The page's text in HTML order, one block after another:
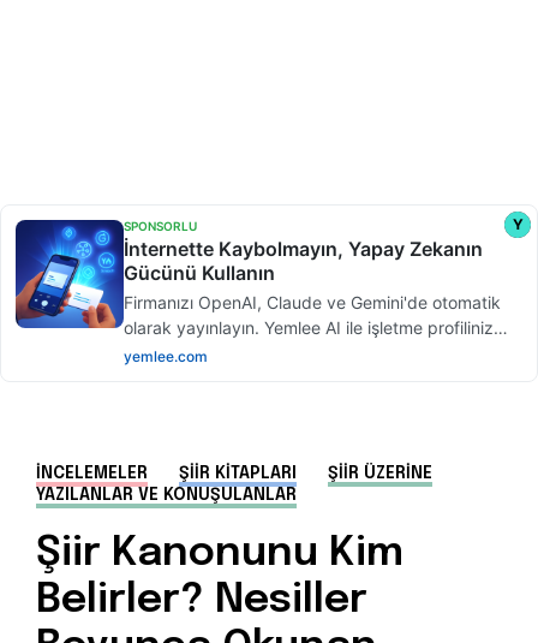
İNCELEMELER ŞIIR KITAPLARI
ŞIIR ÜZERINE
YAZILANLAR VE KONUŞULANLAR
Şiir Kanonunu Kim
Belirler? Nesiller